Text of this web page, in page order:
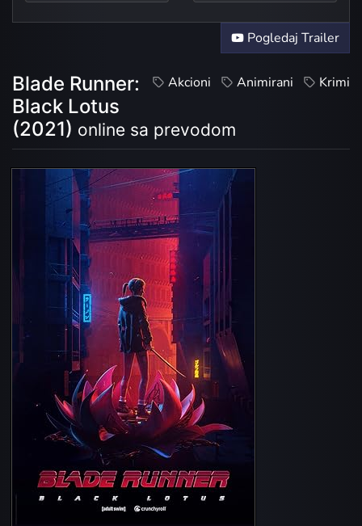
Pogledaj Trailer
Akcioni Animirani Krimi
Blade Runner:
Black Lotus
(2021) online sa prevodom